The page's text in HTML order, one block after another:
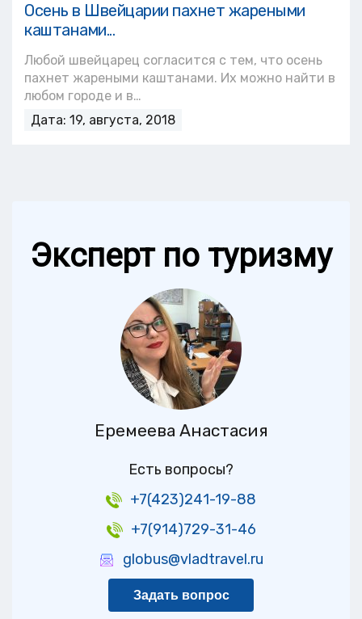
Осень в Швейцарии пахнет жареными
каштанами...
Любой швейцарец согласится с тем, что осень
пахнет жареными каштанами. Их можно найти в
любом городе и в…
Дата: 19, августа, 2018
Эксперт по туризму
Еремеева Анастасия
Есть вопросы?
+7(423)241-19-88
+7(914)729-31-46
globus@vladtravel.ru
Задать вопрос